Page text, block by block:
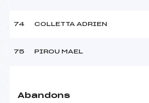
74 COLLETTA ADRIEN
75 PIROU MAEL
Abandons